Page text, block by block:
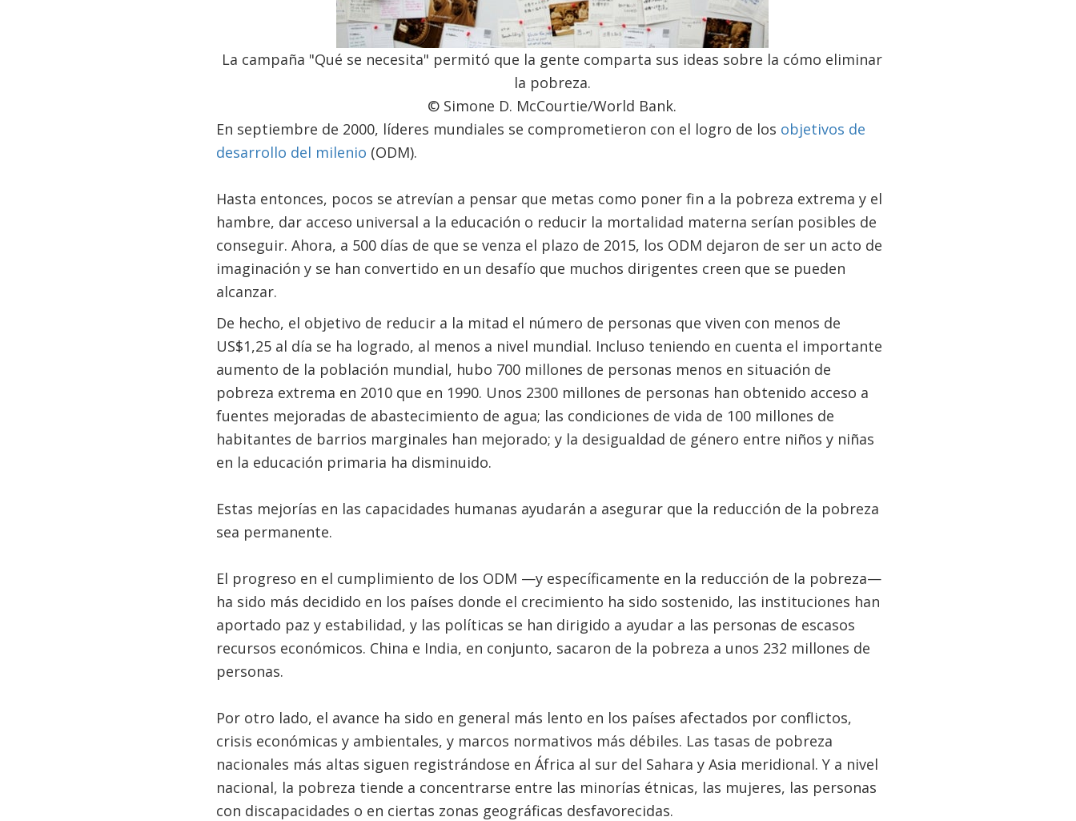
La campaña "Qué se necesita" permitó que la gente comparta sus ideas sobre la cómo eliminar
la pobreza.
​© Simone D. McCourtie/World Bank.
En septiembre de 2000, líderes mundiales se comprometieron con el logro de los objetivos de
desarrollo del milenio (ODM).
Hasta entonces, pocos se atrevían a pensar que metas como poner fin a la pobreza extrema y el
hambre, dar acceso universal a la educación o reducir la mortalidad materna serían posibles de
conseguir. Ahora, a 500 días de que se venza el plazo de 2015, los ODM dejaron de ser un acto de
imaginación y se han convertido en un desafío que muchos dirigentes creen que se pueden
alcanzar.
De hecho, el objetivo de reducir a la mitad el número de personas que viven con menos de
US$1,25 al día se ha logrado, al menos a nivel mundial. Incluso teniendo en cuenta el importante
aumento de la población mundial, hubo 700 millones de personas menos en situación de
pobreza extrema en 2010 que en 1990. Unos 2300 millones de personas han obtenido acceso a
fuentes mejoradas de abastecimiento de agua; las condiciones de vida de 100 millones de
habitantes de barrios marginales han mejorado; y la desigualdad de género entre niños y niñas
en la educación primaria ha disminuido.
Estas mejorías en las capacidades humanas ayudarán a asegurar que la reducción de la pobreza
sea permanente.
El progreso en el cumplimiento de los ODM —y específicamente en la reducción de la pobreza—
ha sido más decidido en los países donde el crecimiento ha sido sostenido, las instituciones han
aportado paz y estabilidad, y las políticas se han dirigido a ayudar a las personas de escasos
recursos económicos. China e India, en conjunto, sacaron de la pobreza a unos 232 millones de
personas.
Por otro lado, el avance ha sido en general más lento en los países afectados por conflictos,
crisis económicas y ambientales, y marcos normativos más débiles. Las tasas de pobreza
nacionales más altas siguen registrándose en África al sur del Sahara y Asia meridional. Y a nivel
nacional, la pobreza tiende a concentrarse entre las minorías étnicas, las mujeres, las personas
con discapacidades o en ciertas zonas geográficas desfavorecidas.